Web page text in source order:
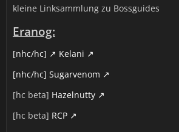
kleine Linksammlung zu Bossguides
Eranog:
[nhc/hc]
Kelani
[nhc/hc] Sugarvenom
[hc beta] Hazelnutty
[hc beta] RCP